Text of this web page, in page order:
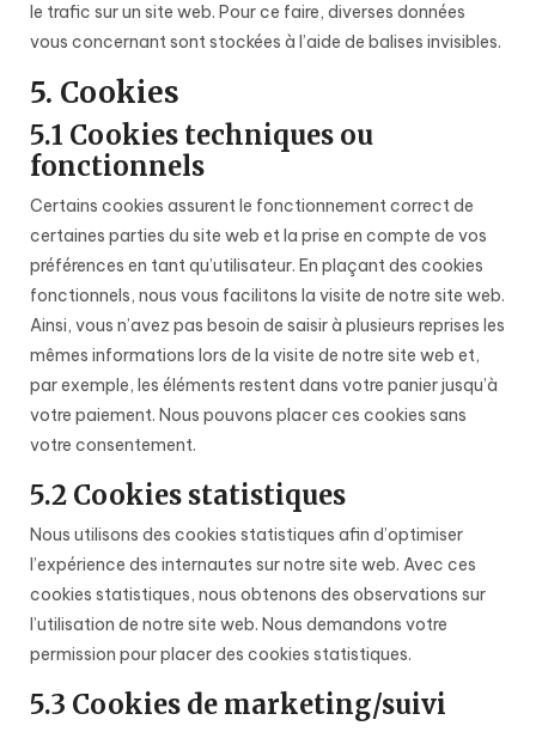
le trafic sur un site web. Pour ce faire, diverses données
vous concernant sont stockées à l’aide de balises invisibles.
5. Cookies
5.1 Cookies techniques ou
fonctionnels
Certains cookies assurent le fonctionnement correct de
certaines parties du site web et la prise en compte de vos
préférences en tant qu’utilisateur. En plaçant des cookies
fonctionnels, nous vous facilitons la visite de notre site web.
Ainsi, vous n’avez pas besoin de saisir à plusieurs reprises les
mêmes informations lors de la visite de notre site web et,
par exemple, les éléments restent dans votre panier jusqu’à
votre paiement. Nous pouvons placer ces cookies sans
votre consentement.
5.2 Cookies statistiques
Nous utilisons des cookies statistiques afin d’optimiser
l’expérience des internautes sur notre site web. Avec ces
cookies statistiques, nous obtenons des observations sur
l’utilisation de notre site web. Nous demandons votre
permission pour placer des cookies statistiques.
5.3 Cookies de marketing/suivi